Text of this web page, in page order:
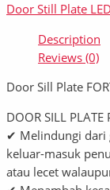
Door Still Plate
Description
Reviews (0)
Door Sill Plate
DOOR SILL
✔ Melindungi dari
keluar-masuk
atau lecet